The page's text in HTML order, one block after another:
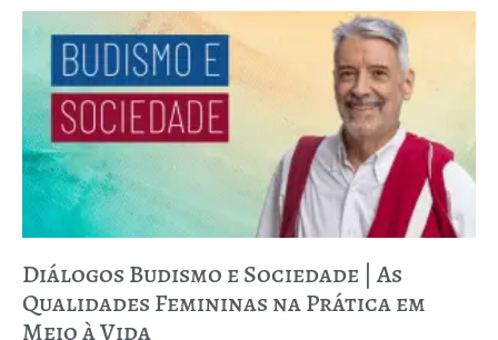
Diálogos Budismo e Sociedade | As
Qualidades Femininas na Prática em
Meio à Vida